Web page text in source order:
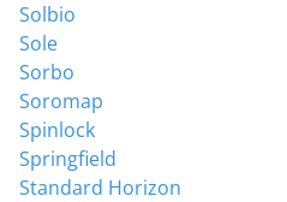
Solbio
Sole
Sorbo
Soromap
Spinlock
Springfield
Standard Horizon